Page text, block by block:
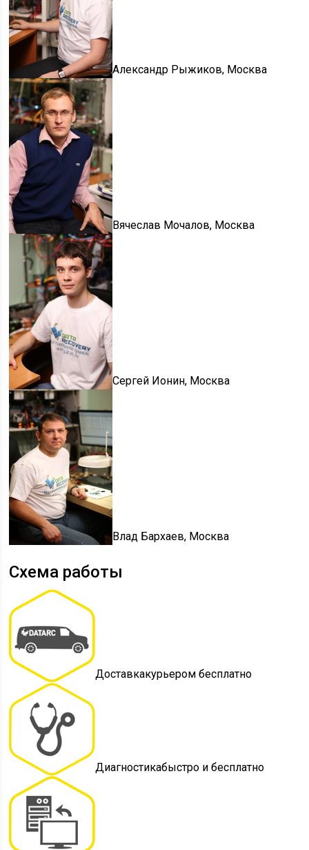
Александр Рыжиков, Москва
Вячеслав Мочалов, Москва
Сергей Ионин, Москва
Влад Бархаев, Москва
Схема работы
Доставкакурьером бесплатно
Диагностикабыстро и бесплатно